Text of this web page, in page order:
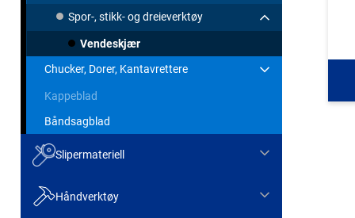
Spor-, stikk- og dreieverktøy
Vendeskjær
Chucker, Dorer, Kantavrettere
Kappeblad
Båndsagblad
Slipermateriell
Håndverktøy